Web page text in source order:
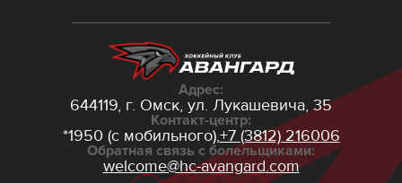
Адрес:
644119, г. Омск, ул. Лукашевича, 35
Контакт-центр:
*1950 (с мобильного),+7 (3812) 216006
Обратная связь с болельщиками:
welcome@hc-avangard.com